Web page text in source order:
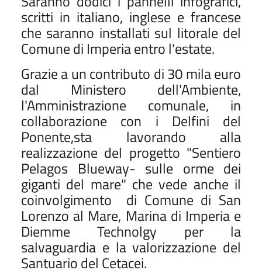
scritti in italiano, inglese e francese
che saranno installati sul litorale del
Comune di Imperia entro l'estate.
Grazie a un contributo di 30 mila euro
dal Ministero dell'Ambiente,
l'Amministrazione comunale, in
collaborazione con i Delfini del
Ponente,sta lavorando alla
realizzazione del progetto "Sentiero
Pelagos Blueway- sulle orme dei
giganti del mare" che vede anche il
coinvolgimento di Comune di San
Lorenzo al Mare, Marina di Imperia e
Diemme Technolgy per la
salvaguardia e la valorizzazione del
Santuario del Cetacei.